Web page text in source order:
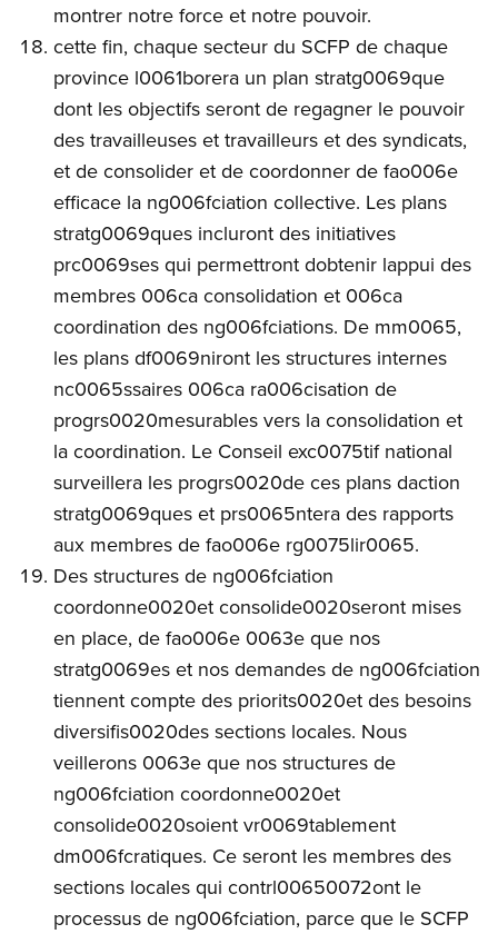
montrer notre force et notre pouvoir.
cette fin, chaque secteur du SCFP de chaque
province l0061borera un plan stratg0069que
dont les objectifs seront de regagner le pouvoir
des travailleuses et travailleurs et des syndicats,
et de consolider et de coordonner de fao006e
efficace la ng006fciation collective. Les plans
stratg0069ques incluront des initiatives
prc0069ses qui permettront dobtenir lappui des
membres 006ca consolidation et 006ca
coordination des ng006fciations. De mm0065,
les plans df0069niront les structures internes
nc0065ssaires 006ca ra006cisation de
progrs0020mesurables vers la consolidation et
la coordination. Le Conseil exc0075tif national
surveillera les progrs0020de ces plans daction
stratg0069ques et prs0065ntera des rapports
aux membres de fao006e rg0075lir0065.
Des structures de ng006fciation
coordonne0020et consolide0020seront mises
en place, de fao006e 0063e que nos
stratg0069es et nos demandes de ng006fciation
tiennent compte des priorits0020et des besoins
diversifis0020des sections locales. Nous
veillerons 0063e que nos structures de
ng006fciation coordonne0020et
consolide0020soient vr0069tablement
dm006fcratiques. Ce seront les membres des
sections locales qui contrl00650072ont le
processus de ng006fciation, parce que le SCFP